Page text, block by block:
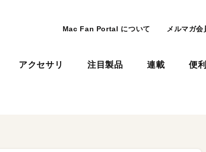
Mac Fan Portal について メルマガ会
アクセサリ 注目製品 連載 便